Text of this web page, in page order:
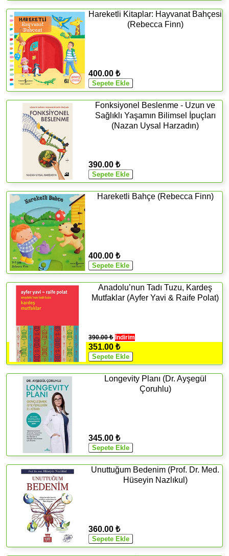
Hareketli Kitaplar: Hayvanat Bahçesi
(Rebecca Finn)
400.00 ₺
Fonksiyonel Beslenme - Uzun ve
Sağlıklı Yaşamın Bilimsel İpuçları
(Nazan Uysal Harzadın)
390.00 ₺
Hareketli Bahçe (Rebecca Finn)
400.00 ₺
Anadolu’nun Tadı Tuzu, Kardeş
Mutfaklar (Ayfer Yavi & Raife Polat)
390.00 ₺ İndirim
351.00 ₺
Longevity Planı (Dr. Ayşegül
Çoruhlu)
345.00 ₺
Unuttuğum Bedenim (Prof. Dr. Med.
Hüseyin Nazlıkul)
360.00 ₺